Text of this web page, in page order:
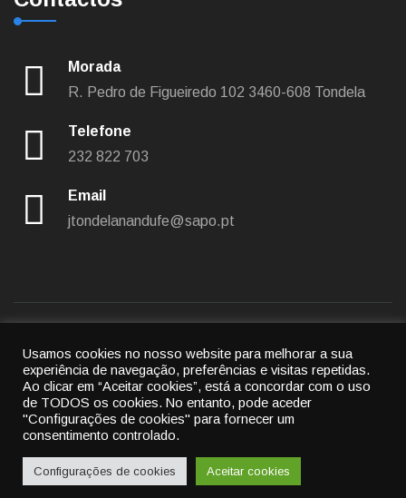
Morada
R. Pedro de Figueiredo 102 3460-608 Tondela
Telefone
232 822 703
Email
jtondelanandufe@sapo.pt
Política de privacidade|Política de cookies
© 2022União das freguesias de Tondela e Nandufe
All rights reserved.
Usamos cookies no nosso website para melhorar a sua
experiência de navegação, preferências e visitas repetidas.
Ao clicar em “Aceitar cookies”, está a concordar com o uso
de TODOS os cookies. No entanto, pode aceder
"Configurações de cookies" para fornecer um
consentimento controlado.
Configurações de cookies Aceitar cookies